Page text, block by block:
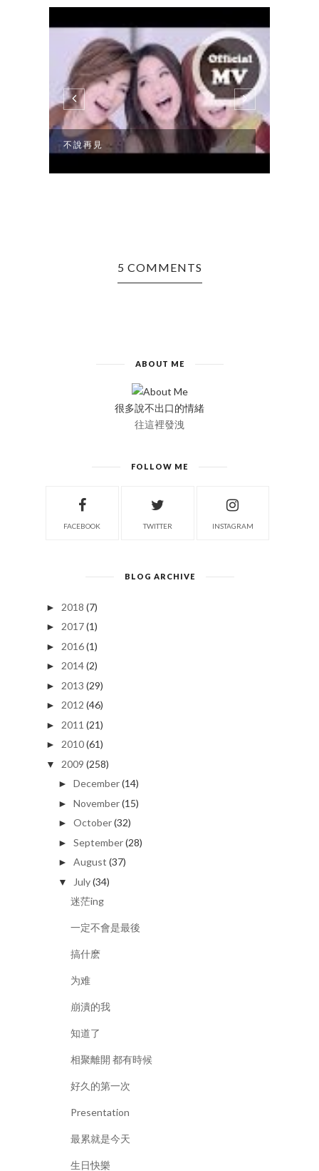
不說再見
5 COMMENTS
ABOUT ME
很多說不出口的情緒
往這裡發洩
FOLLOW ME
FACEBOOK TWITTER INSTAGRAM
BLOG ARCHIVE
► 2018 (7)
► 2017(1)
► 2016(1)
► 2014(2)
► 2013 (29)
► 2012 (46)
► 2011 (21)
► 2010(61)
▼ 2009 (258)
► December(14)
► November(15)
► October(32)
► September(28)
► August (37)
▼ July(34)
迷茫ing
一定不會是最後
搞什麽
为难
崩潰的我
知道了
相聚離開 都有時候
好久的第一次
Presentation
最累就是今天
生日快樂